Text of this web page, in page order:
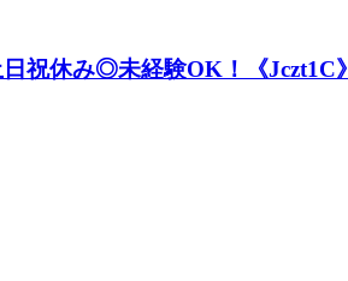
祝休み◎未経験OK！《Jczt1C》